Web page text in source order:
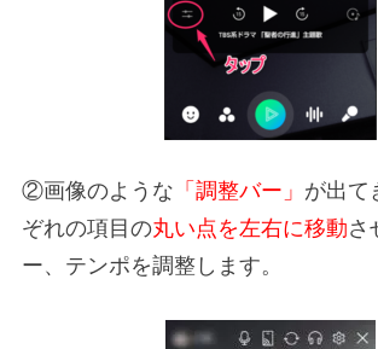
②画像のような 「調整バー」 が出て
ぞれの項目の丸い点を左右に移動さ
ー、テンポを調整します。